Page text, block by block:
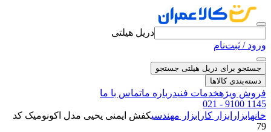
دریل هیلتی
ورود / ثبت‌نام
جستجو برای دریل هیلتی جستجو
دسته‌بندی کالاها
فروش ویژهخدمات فنیدرباره ماتماس با ما
021 - 9100 1145
خانهابزار ابزار کار ابزار مهندسیکفش ایمنی یحیی مدل اکونومیک کد
79